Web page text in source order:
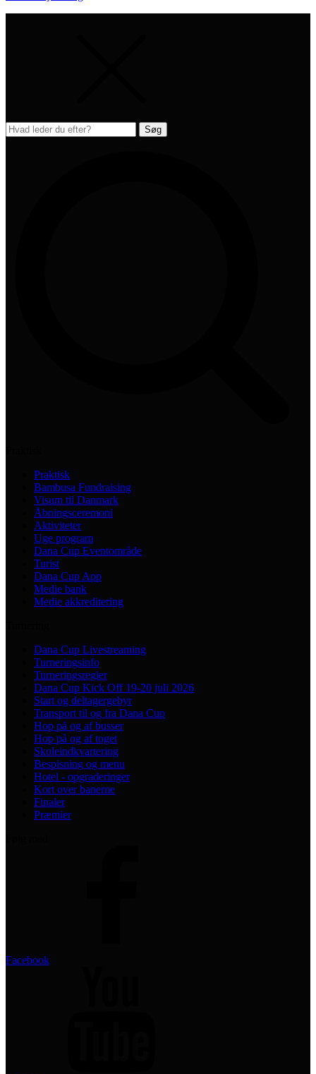
Praktisk
Bambusa Fundraising
Visum til Danmark
Åbningsceremoni
Aktiviteter
Uge program
Dana Cup Eventområde
Turist
Dana Cup App
Medie bank
Medie akkreditering
Dana Cup Livestreaming
Turneringsinfo
Turneringsregler
Dana Cup Kick Off 19-20 juli 2026
Start og deltagergebyr
Transport til og fra Dana Cup
Hop på og af busser
Hop på og af toget
Skoleindkvartering
Bespisning og menu
Hotel - opgraderinger
Kort over banerne
Finaler
Præmier
Facebook